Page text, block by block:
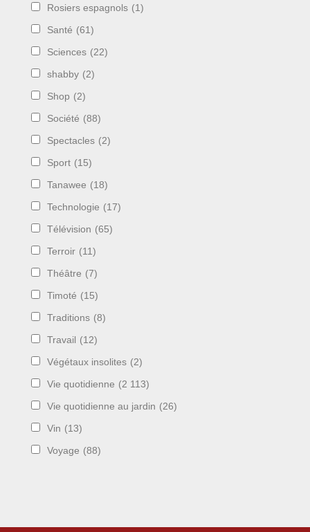
Rosiers espagnols (1)
Santé (61)
Sciences (22)
shabby (2)
Shop (2)
Société (88)
Spectacles (2)
Sport (15)
Tanawee (18)
Technologie (17)
Télévision (65)
Terroir (11)
Théâtre (7)
Timoté (15)
Traditions (8)
Travail (12)
Végétaux insolites (2)
Vie quotidienne (2 113)
Vie quotidienne au jardin (26)
Vin (13)
Voyage (88)